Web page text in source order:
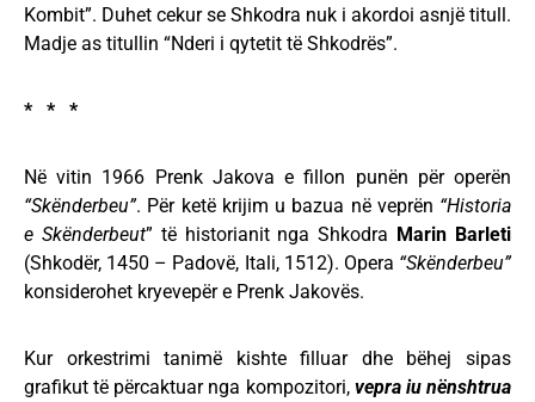
Kombit”. Duhet cekur se Shkodra nuk i akordoi asnjë titull.
Madje as titullin “Nderi i qytetit të Shkodrës”.
* * *
Në vitin 1966 Prenk Jakova e fillon punën për operën
“Skënderbeu”. Për ketë krijim u bazua në veprën “Historia
e Skënderbeut” të historianit nga Shkodra Marin Barleti
(Shkodër, 1450 – Padovë, Itali, 1512). Opera “Skënderbeu”
konsiderohet kryevepër e Prenk Jakovës.
Kur orkestrimi tanimë kishte filluar dhe bëhej sipas
grafikut të përcaktuar nga kompozitori, vepra iu nënshtrua